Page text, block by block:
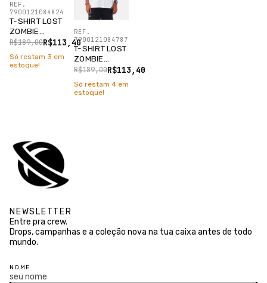
T-SHIRT LOST
ZOMBIE
CRAWLINGR$113,40
R$189,00
REF.
7900121084824
Só restam 3 em
estoque!
T-SHIRT LOST
ZOMBIE
CRAWLINGR$113,40
R$189,00
REF.
7900121084787
Só restam 4 em
estoque!
NEWSLETTER
Entre pra crew.
Drops, campanhas e a coleção nova na tua caixa antes de todo
mundo.
NOME